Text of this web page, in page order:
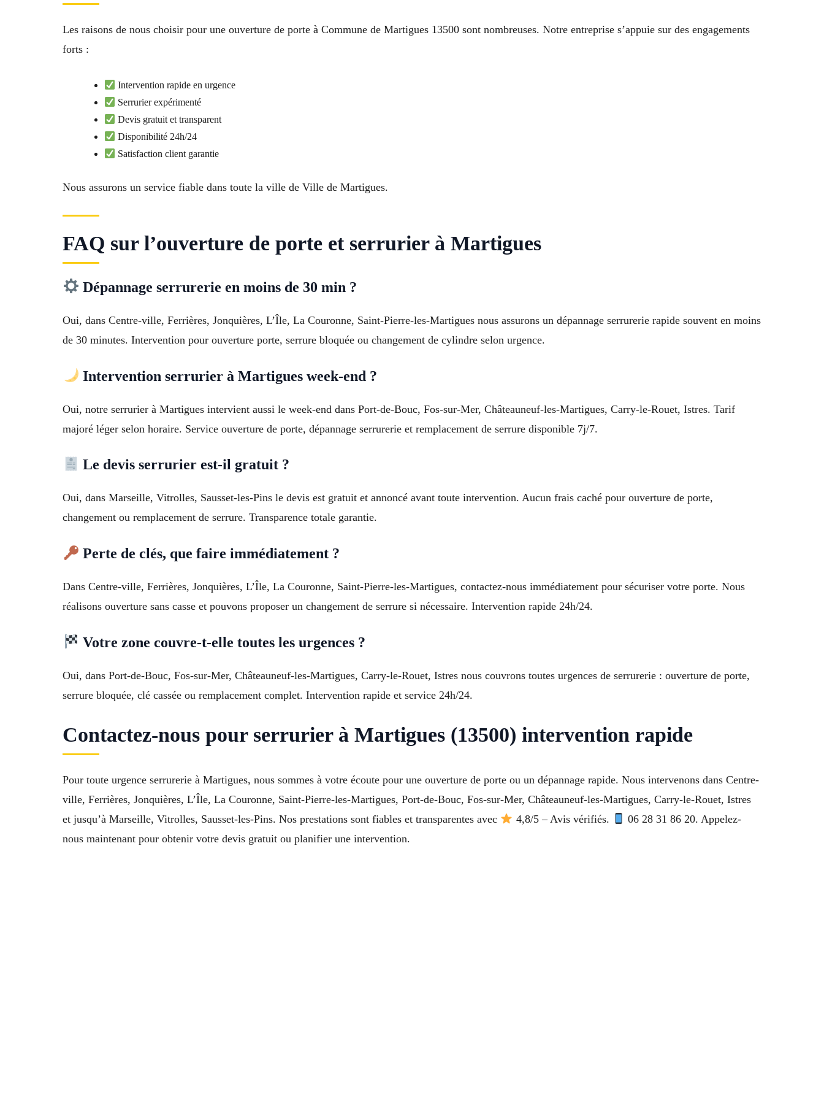
Les raisons de nous choisir pour une ouverture de porte à Commune de Martigues 13500 sont nombreuses. Notre entreprise s’appuie sur des engagements
forts :
Intervention rapide en urgence
Serrurier expérimenté
Devis gratuit et transparent
Disponibilité 24h/24
Satisfaction client garantie
Nous assurons un service fiable dans toute la ville de Ville de Martigues.
FAQ sur l’ouverture de porte et serrurier à Martigues
Dépannage serrurerie en moins de 30 min ?
Oui, dans Centre-ville, Ferrières, Jonquières, L’Île, La Couronne, Saint-Pierre-les-Martigues nous assurons un dépannage serrurerie rapide souvent en moins
de 30 minutes. Intervention pour ouverture porte, serrure bloquée ou changement de cylindre selon urgence.
Intervention serrurier à Martigues week-end ?
Oui, notre serrurier à Martigues intervient aussi le week-end dans Port-de-Bouc, Fos-sur-Mer, Châteauneuf-les-Martigues, Carry-le-Rouet, Istres. Tarif
majoré léger selon horaire. Service ouverture de porte, dépannage serrurerie et remplacement de serrure disponible 7j/7.
Le devis serrurier est-il gratuit ?
Oui, dans Marseille, Vitrolles, Sausset-les-Pins le devis est gratuit et annoncé avant toute intervention. Aucun frais caché pour ouverture de porte,
changement ou remplacement de serrure. Transparence totale garantie.
Perte de clés, que faire immédiatement ?
Dans Centre-ville, Ferrières, Jonquières, L’Île, La Couronne, Saint-Pierre-les-Martigues, contactez-nous immédiatement pour sécuriser votre porte. Nous
réalisons ouverture sans casse et pouvons proposer un changement de serrure si nécessaire. Intervention rapide 24h/24.
Votre zone couvre-t-elle toutes les urgences ?
Oui, dans Port-de-Bouc, Fos-sur-Mer, Châteauneuf-les-Martigues, Carry-le-Rouet, Istres nous couvrons toutes urgences de serrurerie : ouverture de porte,
serrure bloquée, clé cassée ou remplacement complet. Intervention rapide et service 24h/24.
Contactez-nous pour serrurier à Martigues (13500) intervention rapide
Pour toute urgence serrurerie à Martigues, nous sommes à votre écoute pour une ouverture de porte ou un dépannage rapide. Nous intervenons dans Centre-
ville, Ferrières, Jonquières, L’Île, La Couronne, Saint-Pierre-les-Martigues, Port-de-Bouc, Fos-sur-Mer, Châteauneuf-les-Martigues, Carry-le-Rouet, Istres
et jusqu’à Marseille, Vitrolles, Sausset-les-Pins. Nos prestations sont fiables et transparentes avec
4,8/5 – Avis vérifiés.
06 28 31 86 20. Appelez-
nous maintenant pour obtenir votre devis gratuit ou planifier une intervention.